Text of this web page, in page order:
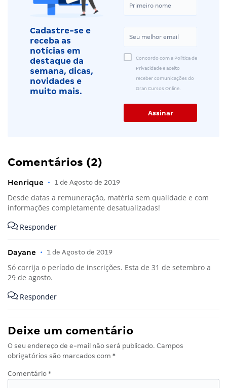
Cadastre-se e
receba as
notícias em
destaque da
semana, dicas,
novidades e
muito mais.
Concordo com a Política de
Privacidade e aceito
receber comunicações do
Gran Cursos Online.
Comentários (2)
Henrique • 1 de Agosto de 2019
Desde datas a remuneração, matéria sem qualidade e com
informações completamente desatualizadas!
Responder
Dayane • 1 de Agosto de 2019
Só corrija o período de inscrições. Esta de 31 de setembro a
29 de agosto.
Responder
Deixe um comentário
O seu endereço de e-mail não será publicado. Campos
obrigatórios são marcados com *
Comentário *